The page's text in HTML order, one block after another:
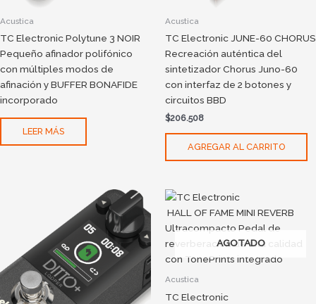
Acustica
TC Electronic Polytune 3 NOIR
Pequeño afinador polifónico
con múltiples modos de
afinación y BUFFER BONAFIDE
incorporado
LEER MÁS
Acustica
TC Electronic JUNE-60 CHORUS
Recreación auténtica del
sintetizador Chorus Juno-60
con interfaz de 2 botones y
circuitos BBD
$206.508
AGREGAR AL CARRITO
AGOTADO
Acustica
TC Electronic